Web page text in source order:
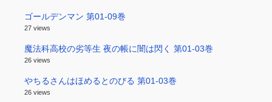
ゴールデンマン 第01-09巻
27 views
魔法科高校の劣等生 夜の帳に闇は閃く 第01-03巻
26 views
やちるさんはほめるとのびる 第01-03巻
26 views